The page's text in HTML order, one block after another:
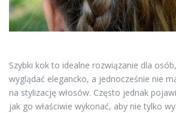
Szybki kok to idealne rozwiązanie dla
wyglądać elegancko, a jednocześnie nie
na stylizację włosów. Często jednak
jak go właściwie wykonać, aby nie tylko